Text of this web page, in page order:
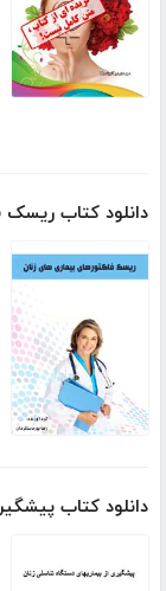
دانلود کتاب ریسک
دانلود کتاب